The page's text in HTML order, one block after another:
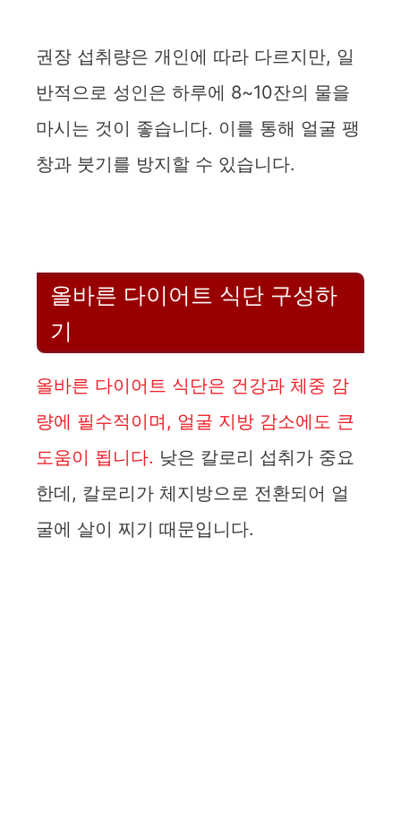
권장 섭취량은 개인에 따라 다르지만, 일
반적으로 성인은 하루에 8~10잔의 물을
마시는 것이 좋습니다. 이를 통해 얼굴 팽
창과 붓기를 방지할 수 있습니다.
올바른 다이어트 식단 구성하
기
올바른 다이어트 식단은 건강과 체중 감
량에 필수적이며, 얼굴 지방 감소에도 큰
도움이 됩니다. 낮은 칼로리 섭취가 중요
한데, 칼로리가 체지방으로 전환되어 얼
굴에 살이 찌기 때문입니다.